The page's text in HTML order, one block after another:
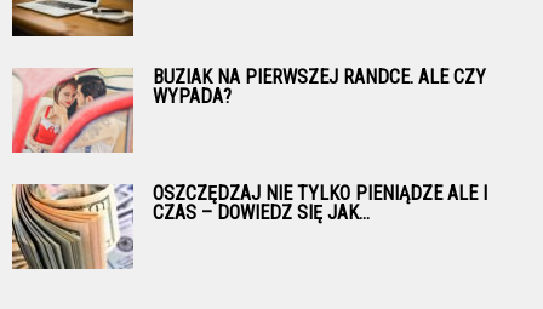
BUZIAK NA PIERWSZEJ RANDCE. ALE CZY
WYPADA?
OSZCZĘDZAJ NIE TYLKO PIENIĄDZE ALE I
CZAS – DOWIEDZ SIĘ JAK...